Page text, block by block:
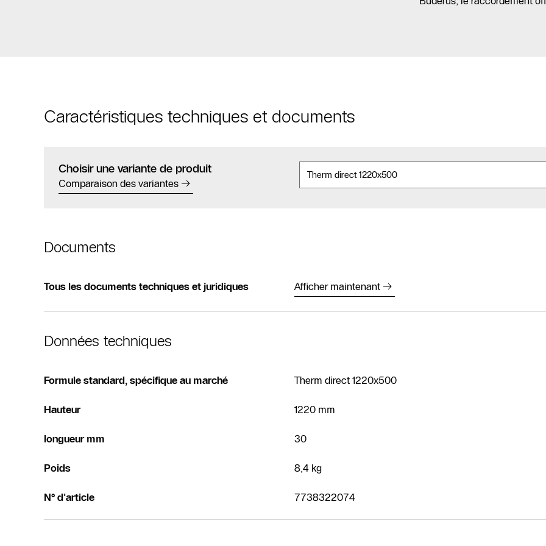
Caractéristiques techniques et documents
Choisir une variante de produit
Comparaison des variantes
Documents
Tous les documents techniques et juridiques Afficher maintenant
Données techniques
Formule standard, spécifique au marché Therm direct 1220x500
Hauteur 1220 mm
longueur mm 30
Poids 8,4 kg
N° d'article 7738322074
partenaires